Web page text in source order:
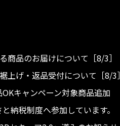
商品のお届けについて［8/3］
上げ・返品受付について［8/3］
キャンペーン対象商品追加
納税制度へ参加しています。